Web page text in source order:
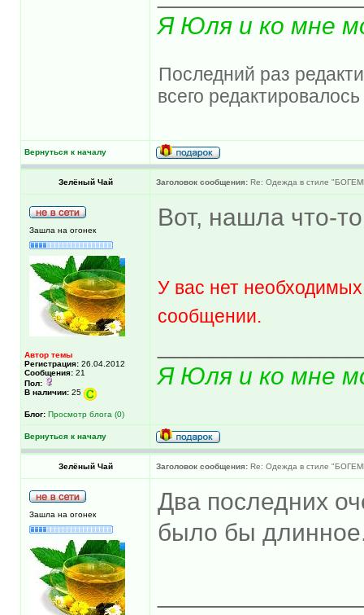
Я Юля и ко мне
Последний раз
всего
Вернуться к началу
Зелёный Чай Заголовок сообщения: Re: Одежда в стиле
Зашла на огонек
Автор темы
Регистрация: 26.04.2012
Сообщения: 21
Пол:
В наличии: 25
Блог: Просмотр блога (0)
Вот, нашла что-
У вас нет
сообщении.
Я Юля и ко мне
Вернуться к началу
Зелёный Чай Заголовок сообщения: Re: Одежда в стиле
Зашла на огонек
Два последних
было бы